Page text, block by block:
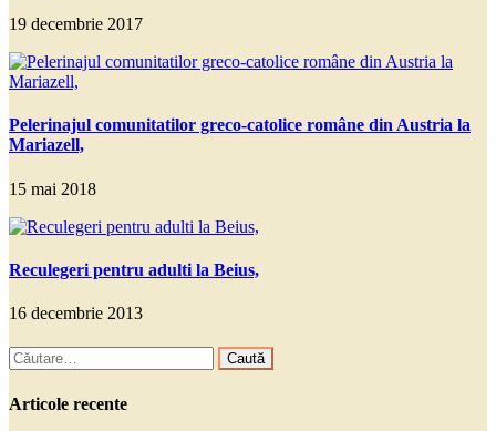
19 decembrie 2017
Pelerinajul comunitatilor greco-catolice române din Austria la
Mariazell,
15 mai 2018
Reculegeri pentru adulti la Beius,
16 decembrie 2013
Caută
după:
Articole recente